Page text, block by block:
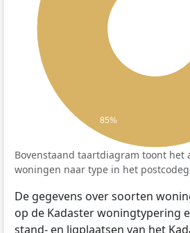
85%
Bovenstaand taartdiagram toont het
woningen naar type in het
De gegevens over soorten
op de Kadaster woningtypering
stand- en ligplaatsen van het